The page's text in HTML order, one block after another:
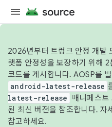
2026년부터 트렁크 안정 개발
랫폼 안정성을 보장하기 위해
코드를 게시합니다. AOSP를
android-latest-release
latest-release
매니페스트
된 최신 버전을 참조합니다. 자
참고하세요.